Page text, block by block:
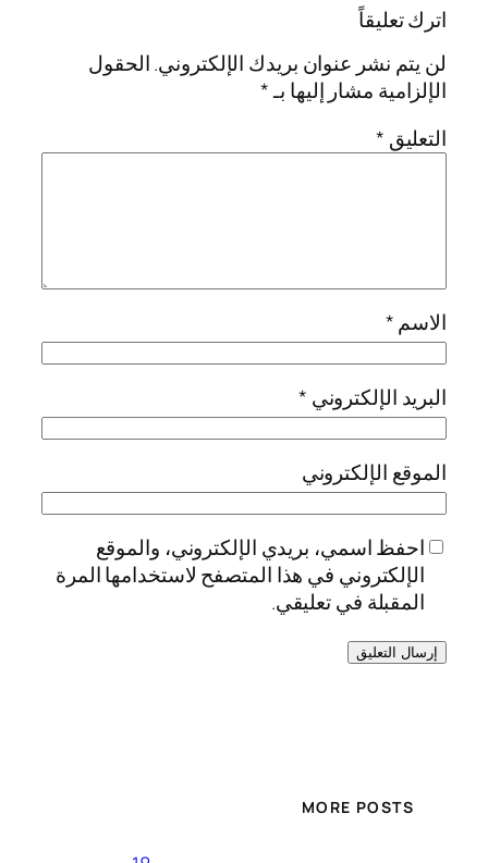
اترك تعليقاً
لن يتم نشر عنوان بريدك الإلكتروني.الحقول
الإلزامية مشار إليها بـ*
التعليق *
الاسم*
البريد الإلكتروني *
الموقع الإلكتروني
احفظ اسمي، بريدي الإلكتروني، والموقع
الإلكتروني في هذا المتصفح لاستخدامها المرة
المقبلة في تعليقي.
MORE POSTS